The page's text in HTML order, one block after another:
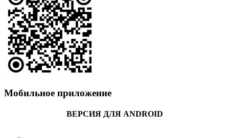
Мобильное приложение
ВЕРСИЯ ДЛЯ ANDROID